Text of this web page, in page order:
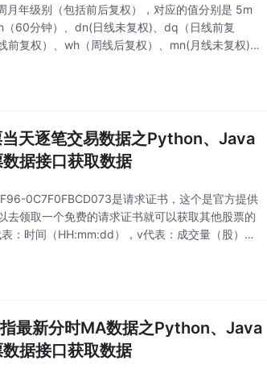
年级别（包括前后复权），对应的值分别是 5m
60分钟）、dn(日线未复权)、dq（日线前复
复权）、wh（周线后复权）、mn(月线未复权)、
当天逐笔交易数据之Python、Java
据接口获取数据
0C7F0FBCD073是请求证书，这个是官方提供
领取一个免费的请求证书就可以获取其他股票的
：时间（HH:mm:dd），v代表：成交量（股），
最新分时MA数据之Python、Java
据接口获取数据